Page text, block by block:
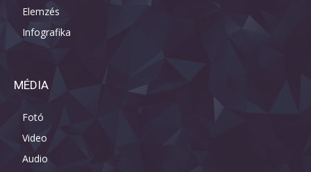
Elemzés
Infografika
MÉDIA
Fotó
Video
Audio